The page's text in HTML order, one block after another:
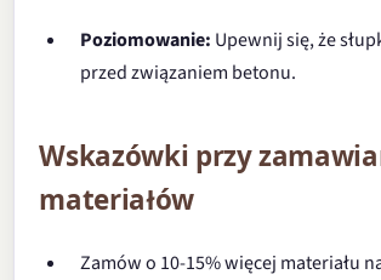
Poziomowanie: Upewnij się, że
przed związaniem betonu.
Wskazówki przy
materiałów
Zamów o 10-15% więcej materiału